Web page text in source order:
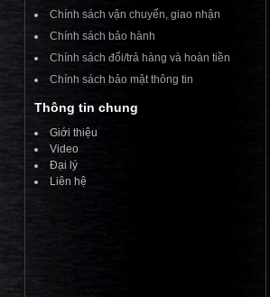
Chính sách vận chuyển, giao nhận
Chính sách bảo hành
Chính sách đổi/trả hàng và hoàn tiền
Chính sách bảo mật thông tin
Thông tin chung
Giới thiệu
Video
Đại lý
Liên hệ